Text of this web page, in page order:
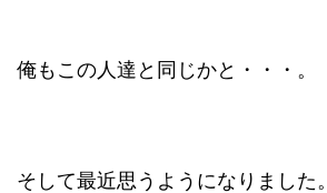
俺もこの人達と同じかと・・・。
そして最近思うようになりました。